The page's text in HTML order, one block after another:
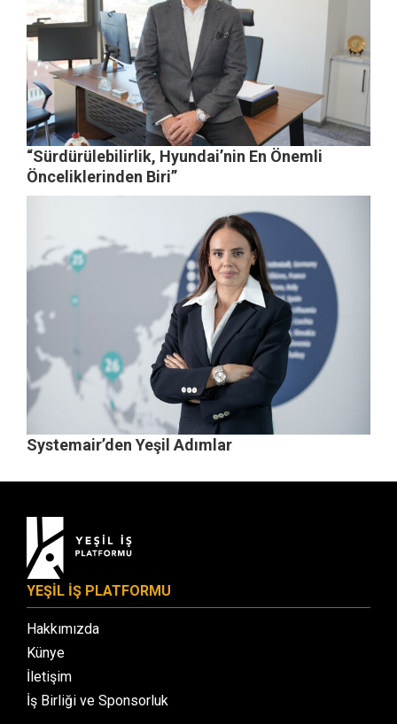
“Sürdürülebilirlik, Hyundai’nin En Önemli
Önceliklerinden Biri”
Systemair’den Yeşil Adımlar
YEŞİL İŞ PLATFORMU
Hakkımızda
Künye
İletişim
İş Birliği ve Sponsorluk